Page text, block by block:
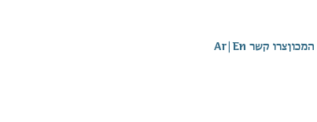
צרו קשר En
|
Ar